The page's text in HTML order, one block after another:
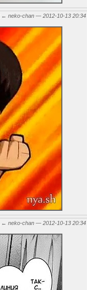
← neko-chan — 2012-10-13 20:34
← neko-chan — 2012-10-13 20:34